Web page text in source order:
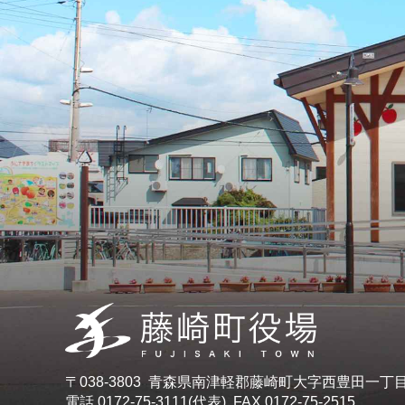
〒038-3803 青森県南津軽郡藤崎町大字西豊田一丁